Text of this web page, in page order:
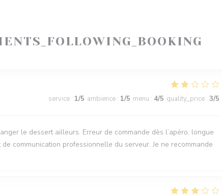
service : 1/5 ambience : 1/5 menu : 4/5 quality_price : 3/5
le dessert ailleurs. Erreur de commande dès l’apéro, longue
communication professionnelle du serveur. Je ne recommande